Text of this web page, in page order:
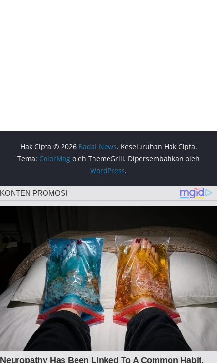
Hak Cipta © 2026 Badai News. Keseluruhan Hak Cipta.
Tema: ColorMag oleh ThemeGrill. Dipersembahkan oleh
WordPress.